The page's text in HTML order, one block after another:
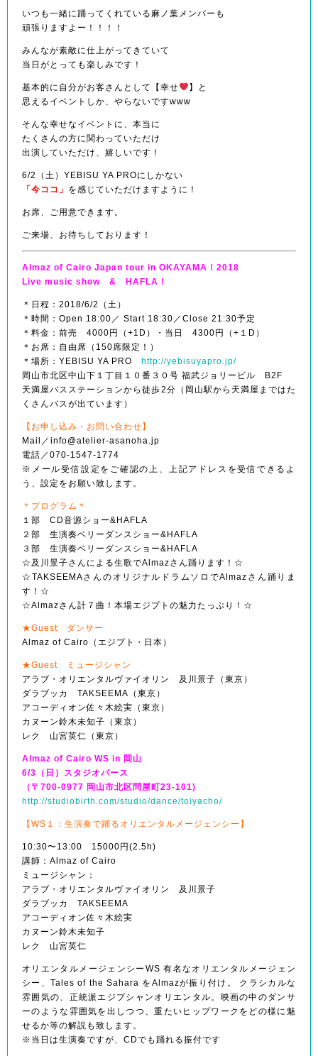
いつも一緒に踊ってくれている麻ノ葉メンバーも
頑張りますよー！！！！
みんなが素敵に仕上がってきていて
当日がとっても楽しみです！
基本的に自分がお客さんとして【幸せ
】と
思えるイベントしか、やらないですwww
そんな幸せなイベントに、本当に
たくさんの方に関わっていただけ
出演していただけ、嬉しいです！
6/2（土）YEBISU YA PROにしかない
「今ココ」 を感じていただけますように！
お席、ご用意できます。
ご来場、お待ちしております！
Almaz of Cairo Japan tour in OKAYAMA！2018
Live music show & HAFLA！
＊日程：2018/6/2（土）
＊時間：Open 18:00／ Start 18:30／Close 21:30予定
＊料金：前売 4000円（+1D）・当日 4300円
（+１D）
＊お席：自由席（150席限定！）
＊場所：YEBISU YA PRO http://yebisuyapro.jp/
岡山市北区中山下１丁目１０番３０号 福武ジョリービル B2F
天満屋バスステーションから徒歩2分（岡山駅から天満屋 まではた
くさんバスが出ています）
【お申し込み・お問い合わせ】
Mail／info@atelier-asanoha. jp
電話／070-1547-1774
※メール受信設定をご確認の上、上記アドレスを受信でき るよ
う、設定をお願い致します。
＊プログラム＊
１部 CD音源ショー&HAFLA
２部 生演奏ベリーダンスショー&HAFLA
３部 生演奏ベリーダンスショー&HAFLA
☆及川景子さんによる生歌でAlmazさん踊ります！☆
☆TAKSEEMAさんのオリジナルドラムソロでAlmazさん踊りま
す！☆
☆Almazさん計７曲！本場エジプトの魅力たっぷり！ ☆
★Guest ダンサー
Almaz of Cairo（エジプト・日本）
★Guest ミュージシャン
アラブ・オリエンタルヴァイオリン 及川景子（東京）
ダラブッカ TAKSEEMA（東京）
アコーディオン佐々木絵実（東京）
カヌーン鈴木未知子（東京）
レク 山宮英仁（東京）
Almaz of Cairo WS in 岡山
6/3（日）スタジオバース
（〒700-0977 岡山市北区問屋町23-101)
http://studiobirth.com/studio/dance/toiyacho/
【WS１：生演奏で踊るオリエンタルメージェンシー】
10:30〜13:00 15000円(2.5h)
講師：Almaz of Cairo
ミュージシャン：
アラブ・オリエンタルヴァイオリン 及川景子
ダラブッカ TAKSEEMA
アコーディオン佐々木絵実
カヌーン鈴木未知子
レク 山宮英仁
オリエンタルメージェンシーWS 有名なオリエンタルメージェン
シー、Tales of the Sahara をAlmazが振り付け。 クラシカルな
雰囲気の、正統派エジプシャンオリエンタル 。映画の中のダンサ
ーのような雰囲気を出しつつ、重たい ヒップワークをどの様に魅
せるか等の解説も致します。
※当日は生演奏ですが、CDでも踊れる振付です